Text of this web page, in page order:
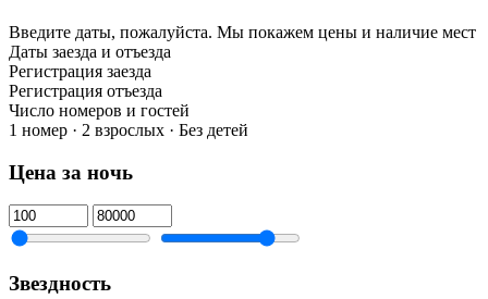
Введите даты, пожалуйста. Мы покажем цены и наличие мест
Даты заезда и отъезда
Регистрация заезда
Регистрация отъезда
Число номеров и гостей
1 номер · 2 взрослых · Без детей
Цена за ночь
Звездность